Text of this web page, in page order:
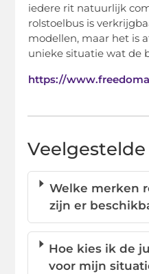
iedere rit natuurlijk
rolstoelbus is
modellen, maar het is
unieke situatie wat de
https://
Welke merken
zijn er
Hoe kies ik de
voor mijn